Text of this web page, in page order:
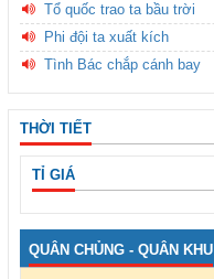
Tổ quốc trao ta bầu trời
Phi đội ta xuất kích
Tình Bác chắp cánh bay
THỜI TIẾT
TỈ GIÁ
QUÂN CHỦNG - QUÂN KHU